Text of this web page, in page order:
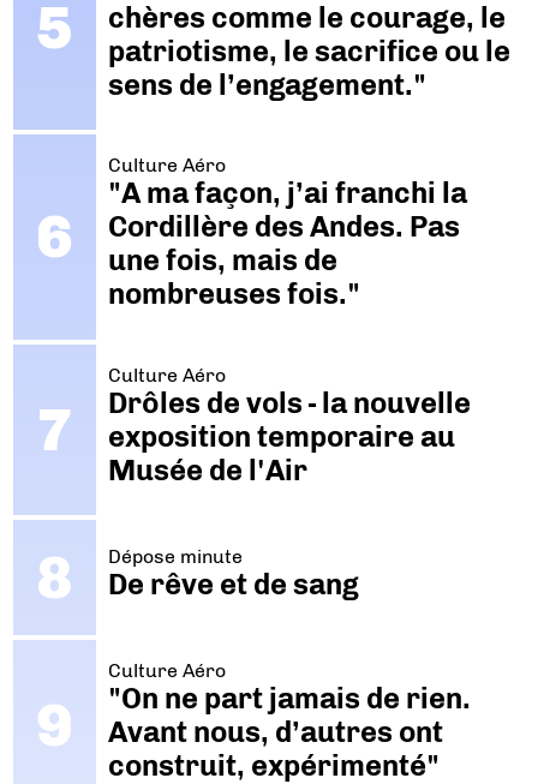
chères comme le courage, le
patriotisme, le sacrifice ou le
sens de l’engagement."
Culture Aéro
"A ma façon, j’ai franchi la
Cordillère des Andes. Pas
une fois, mais de
nombreuses fois."
Culture Aéro
Drôles de vols - la nouvelle
exposition temporaire au
Musée de l'Air
Dépose minute
De rêve et de sang
Culture Aéro
"On ne part jamais de rien.
Avant nous, d’autres ont
construit, expérimenté"